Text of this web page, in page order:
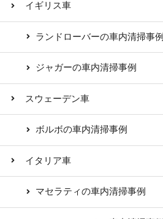
イギリス車
ランドローバーの車内清掃事例
ジャガーの車内清掃事例
スウェーデン車
ボルボの車内清掃事例
イタリア車
マセラティの車内清掃事例